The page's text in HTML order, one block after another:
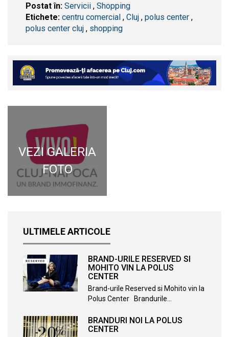
Postat în: Servicii , Shopping
Etichete: centru comercial , ​Cluj , polus center ,
polus center cluj , shopping
VEZI GALERIA
FOTO
ULTIMELE ARTICOLE
BRAND-URILE RESERVED SI
MOHITO VIN LA POLUS
CENTER
Brand-urile Reserved si Mohito vin la
Polus Center Brandurile…
BRANDURI NOI LA POLUS
CENTER